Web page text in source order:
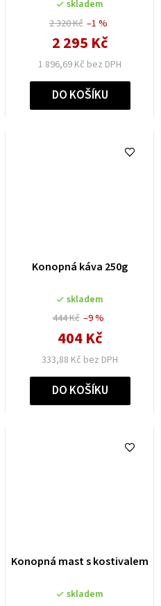
skladem
2 320 Kč
1 896,69 Kč bez DPH
2 295 Kč
–1 %
DO KOŠÍKU
Konopná káva 250g
skladem
444 Kč
333,88 Kč bez DPH
404 Kč
–9 %
DO KOŠÍKU
Konopná mast s kostivalem
skladem